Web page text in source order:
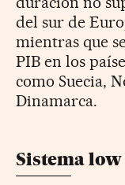
del sur de
mientras que
PIB en los
como Suecia,
Dinamarca.
Sistema